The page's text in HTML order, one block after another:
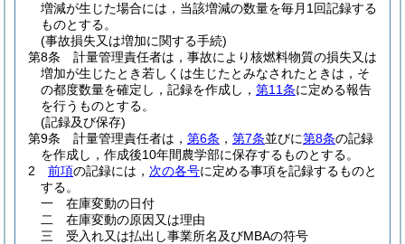
増減が生じた場合には，当該増減の数量を毎月1回記録する
ものとする。
(事故損失又は増加に関する手続)
第8条
計量管理責任者は，事故により核燃料物質の損失又は
増加が生じたとき若しくは生じたとみなされたときは，そ
の都度数量を確定し，記録を作成し， 第11条に定める報告
を行うものとする。
(記録及び保存)
第9条
計量管理責任者は， 第6条 ， 第7条並びに第8条の記録
を作成し，作成後10年間農学部に保存するものとする。
2
前項の記録には， 次の各号に定める事項を記録するものと
する。
一
在庫変動の日付
二
在庫変動の原因又は理由
三
受入れ又は払出し事業所名及びMBAの符号